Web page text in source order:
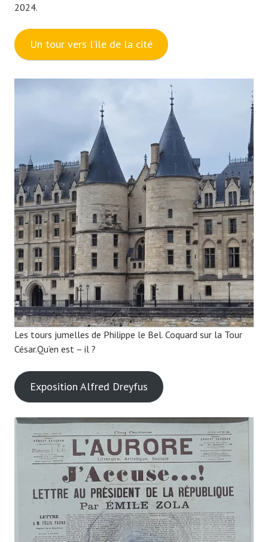
2024.
Un tour vers l’ile de la cité
Les tours jumelles de Philippe le Bel. Coquard sur la Tour
César.Qu’en est – il ?
Exposition Alfred Dreyfus